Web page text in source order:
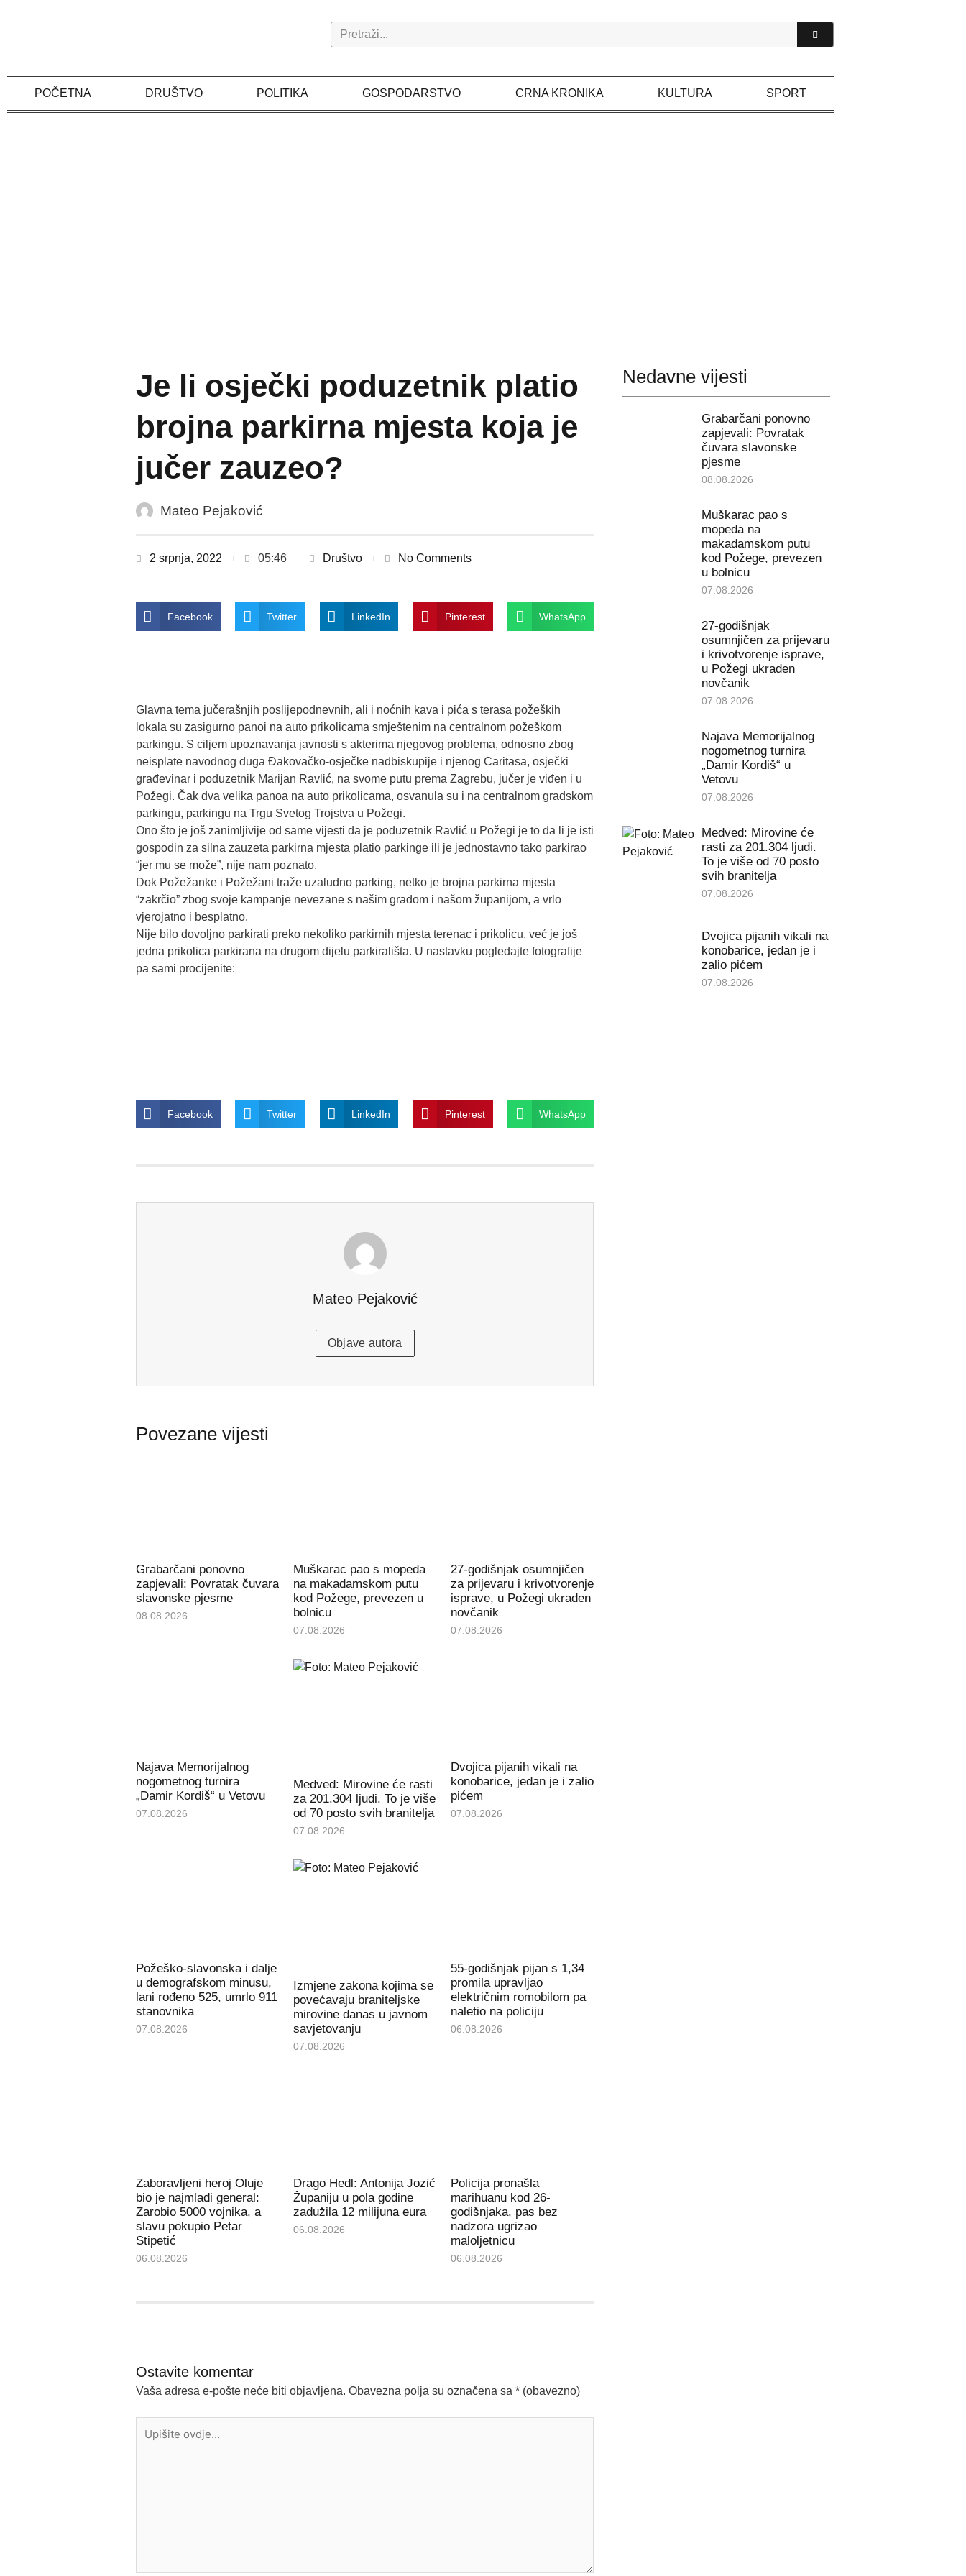
Search
POČETNA DRUŠTVO POLITIKA GOSPODARSTVO CRNA KRONIKA KULTURA SPORT
Je li osječki poduzetnik platio
brojna parkirna mjesta koja je
jučer zauzeo?
Mateo Pejaković
2 srpnja, 2022 05:46 Društvo No Comments
Facebook Twitter LinkedIn Pinterest WhatsApp
Glavna tema jučerašnjih poslijepodnevnih, ali i noćnih kava i pića s terasa požeških
lokala su zasigurno panoi na auto prikolicama smještenim na centralnom požeškom
parkingu. S ciljem upoznavanja javnosti s akterima njegovog problema, odnosno zbog
neisplate navodnog duga Đakovačko-osječke nadbiskupije i njenog Caritasa, osječki
građevinar i poduzetnik Marijan Ravlić, na svome putu prema Zagrebu, jučer je viđen i u
Požegi. Čak dva velika panoa na auto prikolicama, osvanula su i na centralnom gradskom
parkingu, parkingu na Trgu Svetog Trojstva u Požegi.
Ono što je još zanimljivije od same vijesti da je poduzetnik Ravlić u Požegi je to da li je isti
gospodin za silna zauzeta parkirna mjesta platio parkinge ili je jednostavno tako parkirao
“jer mu se može”, nije nam poznato.
Dok Požežanke i Požežani traže uzaludno parking, netko je brojna parkirna mjesta
“zakrčio” zbog svoje kampanje nevezane s našim gradom i našom županijom, a vrlo
vjerojatno i besplatno.
Nije bilo dovoljno parkirati preko nekoliko parkirnih mjesta terenac i prikolicu, već je još
jedna prikolica parkirana na drugom dijelu parkirališta. U nastavku pogledajte fotografije
pa sami procijenite:
Facebook Twitter LinkedIn Pinterest WhatsApp
Mateo Pejaković
Objave autora
Povezane vijesti
Grabarčani ponovno
zapjevali: Povratak čuvara
slavonske pjesme
08.08.2026
Muškarac pao s mopeda
na makadamskom putu
kod Požege, prevezen u
bolnicu
07.08.2026
27-godišnjak osumnjičen
za prijevaru i krivotvorenje
isprave, u Požegi ukraden
novčanik
07.08.2026
Najava Memorijalnog
nogometnog turnira
„Damir Kordiš“ u Vetovu
07.08.2026
Medved: Mirovine će rasti
za 201.304 ljudi. To je više
od 70 posto svih branitelja
07.08.2026
Dvojica pijanih vikali na
konobarice, jedan je i zalio
pićem
07.08.2026
Požeško-slavonska i dalje
u demografskom minusu,
lani rođeno 525, umrlo 911
stanovnika
07.08.2026
Izmjene zakona kojima se
povećavaju braniteljske
mirovine danas u javnom
savjetovanju
07.08.2026
55-godišnjak pijan s 1,34
promila upravljao
električnim romobilom pa
naletio na policiju
06.08.2026
Zaboravljeni heroj Oluje
bio je najmlađi general:
Zarobio 5000 vojnika, a
slavu pokupio Petar
Stipetić
06.08.2026
Drago Hedl: Antonija Jozić
Županiju u pola godine
zadužila 12 milijuna eura
06.08.2026
Policija pronašla
marihuanu kod 26-
godišnjaka, pas bez
nadzora ugrizao
maloljetnicu
06.08.2026
Ostavite komentar
Vaša adresa e-pošte neće biti objavljena. Obavezna polja su označena sa * (obavezno)
ovdje...
Nedavne vijesti
Grabarčani ponovno
zapjevali: Povratak
čuvara slavonske
pjesme
08.08.2026
Muškarac pao s
mopeda na
makadamskom putu
kod Požege, prevezen
u bolnicu
07.08.2026
27-godišnjak
osumnjičen za prijevaru
i krivotvorenje isprave,
u Požegi ukraden
novčanik
07.08.2026
Najava Memorijalnog
nogometnog turnira
„Damir Kordiš“ u
Vetovu
07.08.2026
Medved: Mirovine će
rasti za 201.304 ljudi.
To je više od 70 posto
svih branitelja
07.08.2026
Dvojica pijanih vikali na
konobarice, jedan je i
zalio pićem
07.08.2026